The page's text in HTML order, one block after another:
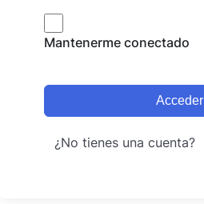
Mantenerme conectado
Acceder
¿No tienes una cuenta?